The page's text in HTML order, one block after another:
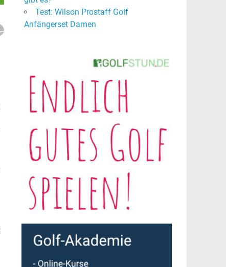
Test: Wilson Prostaff Golf
Anfängerset Damen